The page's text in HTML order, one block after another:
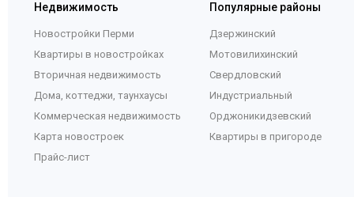
Недвижимость
Новостройки Перми
Квартиры в новостройках
Вторичная недвижимость
Дома, коттеджи, таунхаусы
Коммерческая недвижимость
Карта новостроек
Прайс-лист
Популярные районы
Дзержинский
Мотовилихинский
Свердловский
Индустриальный
Орджоникидзевский
Квартиры в пригороде